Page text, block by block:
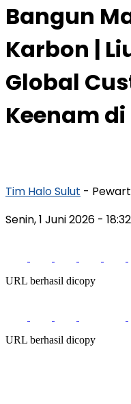
Bangun
Karbon |
Global
Keenam
Tim Halo Sulut -
Senin, 1 Juni 2026 -
URL berhasil dicopy
URL berhasil dicopy